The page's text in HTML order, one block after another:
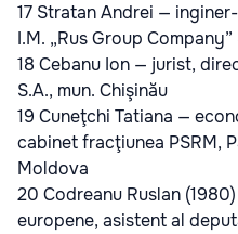
17 Stratan Andrei —
I.M. „Rus Group Company”
18 Cebanu Ion — jurist,
S.A., mun. Chişinău
19 Cuneţchi Tatiana —
cabinet fracţiunea PSRM,
Moldova
20 Codreanu Ruslan
europene, asistent al